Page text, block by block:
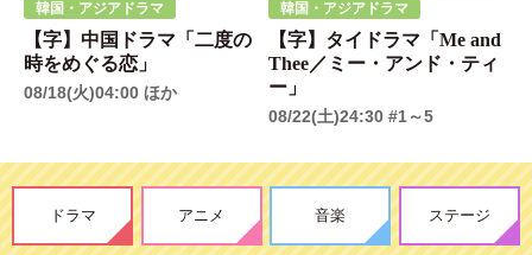
韓国・アジアドラマ
【字】中国ドラマ「二度の
時をめぐる恋」
08/18(火)04:00 ほか
韓国・アジアドラマ
【字】タイドラマ「Me and
Thee／ミー・アンド・ティ
ー」
08/22(土)24:30 #1～5
ドラマ アニメ 音楽 ステージ